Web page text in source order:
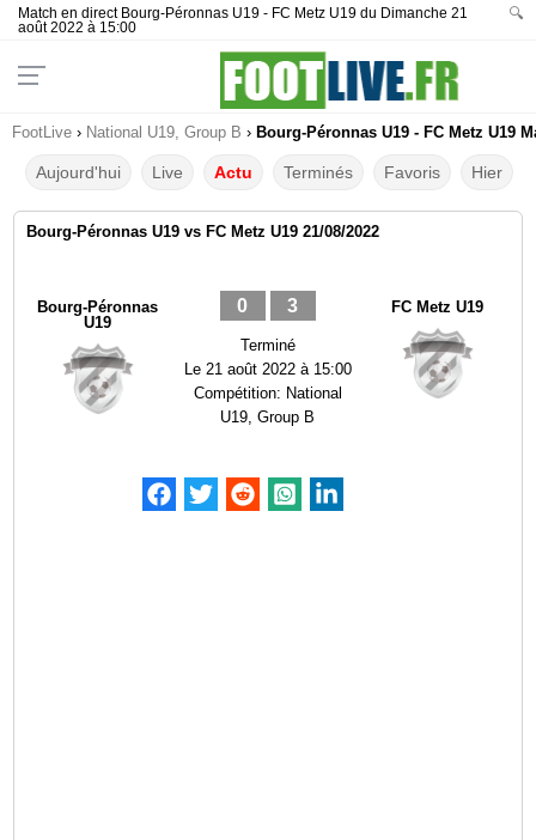
Match en direct Bourg-Péronnas U19 - FC Metz U19 du Dimanche 21
août 2022 à 15:00
🔍
FootLive › National U19, Group B › Bourg-Péronnas U19 - FC Metz U19
Aujourd'hui Live Actu Terminés Favoris Hier
Bourg-Péronnas U19 vs FC Metz U19 21/08/2022
Bourg-Péronnas
U19
0 3
Terminé
Le 21 août 2022 à 15:00
Compétition: National
U19, Group B
FC Metz U19